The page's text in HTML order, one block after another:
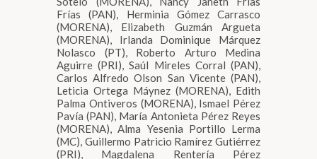
Frías (PAN), Herminia Gómez Carrasco
(MORENA), Elizabeth Guzmán Argueta
(MORENA), Irlanda Dominique Márquez
Nolasco (PT), Roberto Arturo Medina
Aguirre (PRI), Saúl Mireles Corral (PAN),
Carlos Alfredo Olson San Vicente (PAN),
Leticia Ortega Máynez (MORENA), Edith
Palma Ontiveros (MORENA), Ismael Pérez
Pavía (PAN), María Antonieta Pérez Reyes
(MORENA), Alma Yesenia Portillo Lerma
(MC), Guillermo Patricio Ramírez Gutiérrez
(PRI), Magdalena Rentería Pérez